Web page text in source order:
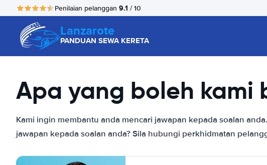
Penilaian pelanggan 9.1 / 10
Lanzarote
PANDUAN SEWA KERETA
Apa yang boleh kami
Kami ingin membantu anda mencari jawapan kepada soalan
jawapan kepada soalan anda? Sila hubungi perkhidmatan